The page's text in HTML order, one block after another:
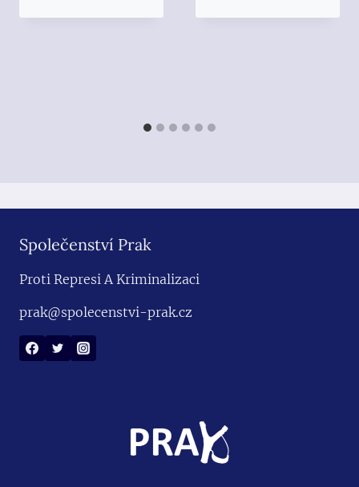
Společenství Prak
Proti Represi A Kriminalizaci
prak@spolecenstvi-prak.cz